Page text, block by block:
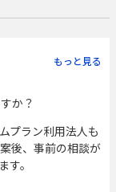
もっと見る
か？
プラン利用法人も
後、事前の相談が
。